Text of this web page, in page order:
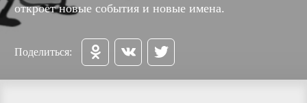
откроет новые события и новые имена.
Поделиться: